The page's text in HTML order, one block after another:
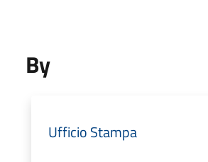
By
Ufficio Stampa